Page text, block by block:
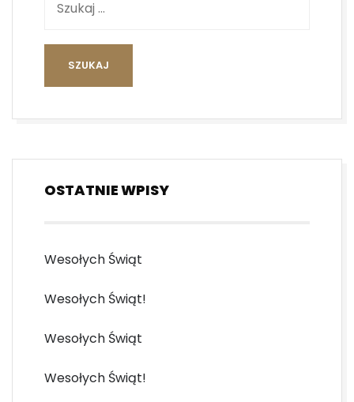
OSTATNIE WPISY
Wesołych Świąt
Wesołych Świąt!
Wesołych Świąt
Wesołych Świąt!